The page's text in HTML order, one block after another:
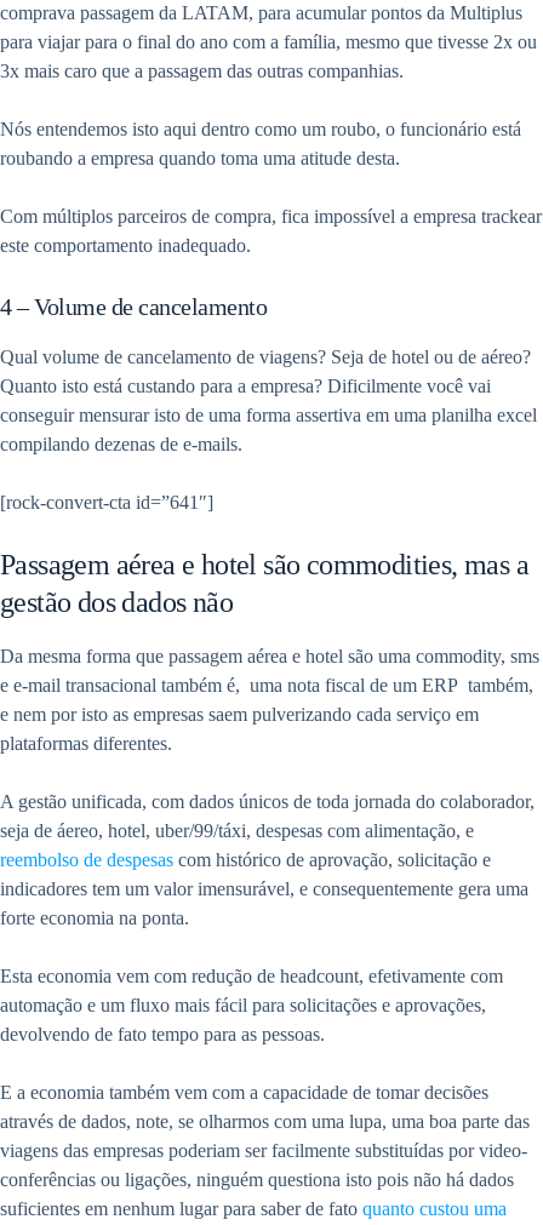
comprava passagem da LATAM, para acumular pontos da Multiplus
para viajar para o final do ano com a família, mesmo que tivesse 2x ou
3x mais caro que a passagem das outras companhias.
Nós entendemos isto aqui dentro como um roubo, o funcionário está
roubando a empresa quando toma uma atitude desta.
Com múltiplos parceiros de compra, fica impossível a empresa trackear
este comportamento inadequado.
4 – Volume de cancelamento
Qual volume de cancelamento de viagens? Seja de hotel ou de aéreo?
Quanto isto está custando para a empresa? Dificilmente você vai
conseguir mensurar isto de uma forma assertiva em uma planilha excel
compilando dezenas de e-mails.
[rock-convert-cta id=”641″]
Passagem aérea e hotel são commodities, mas a
gestão dos dados não
Da mesma forma que passagem aérea e hotel são uma commodity, sms
e e-mail transacional também é, uma nota fiscal de um ERP também,
e nem por isto as empresas saem pulverizando cada serviço em
plataformas diferentes.
A gestão unificada, com dados únicos de toda jornada do colaborador,
seja de áereo, hotel, uber/99/táxi, despesas com alimentação, e
reembolso de despesas com histórico de aprovação, solicitação e
indicadores tem um valor imensurável, e consequentemente gera uma
forte economia na ponta.
Esta economia vem com redução de headcount, efetivamente com
automação e um fluxo mais fácil para solicitações e aprovações,
devolvendo de fato tempo para as pessoas.
E a economia também vem com a capacidade de tomar decisões
através de dados, note, se olharmos com uma lupa, uma boa parte das
viagens das empresas poderiam ser facilmente substituídas por video-
conferências ou ligações, ninguém questiona isto pois não há dados
suficientes em nenhum lugar para saber de fato quanto custou uma